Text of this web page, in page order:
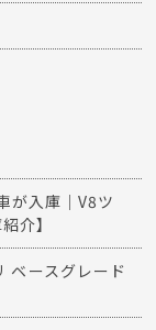
が入庫｜V8ツ
介】
ベースグレード